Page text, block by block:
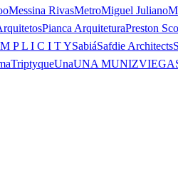
Messina RivasMetroMiguel Juliano
Pianca ArquiteturaPreston
P L I C I T YSabiáSafdie Architects
TriptyqueUnaUNA